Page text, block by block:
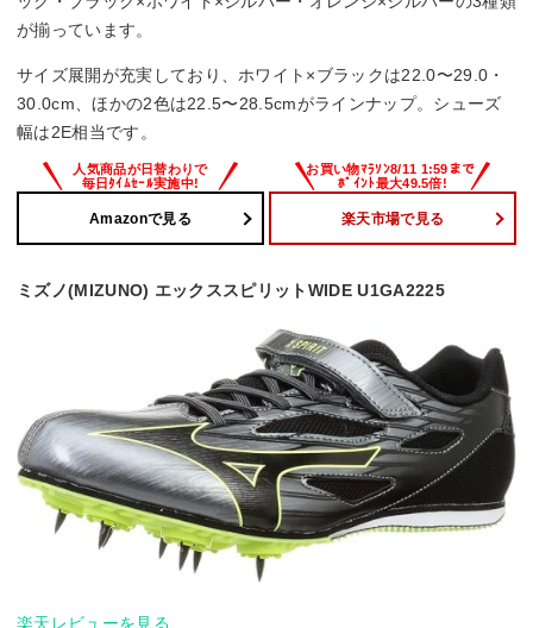
が揃っています。
サイズ展開が充実しており、ホワイト×ブラックは22.0〜29.0・
30.0cm、ほかの2色は22.5〜28.5cmがラインナップ。シューズ
幅は2E相当です。
Amazonで見る 楽天市場で見る
ミズノ(MIZUNO) エックススピリットWIDE U1GA2225
楽天レビューを見る